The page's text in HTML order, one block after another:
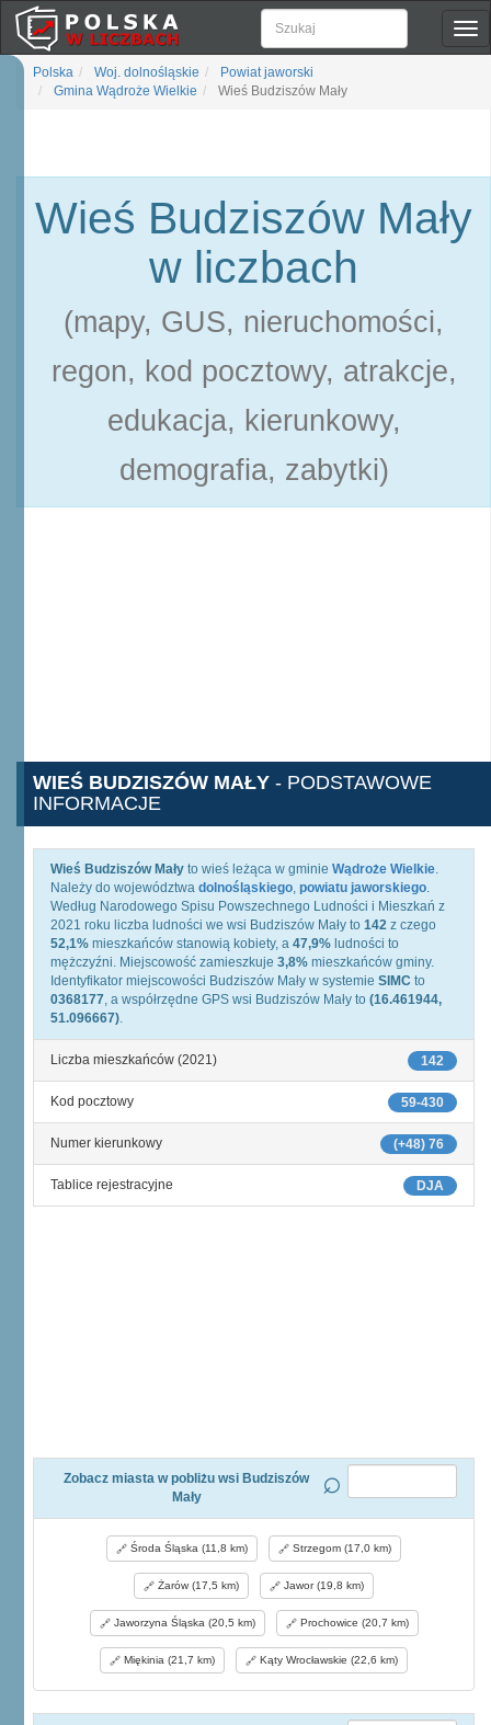
Polska Woj. dolnośląskie
Powiat jaworski
Gmina Wądroże Wielkie
Wieś Budziszów Mały
Wieś Budziszów Mały
w liczbach
(mapy, GUS, nieruchomości,
regon, kod pocztowy, atrakcje,
edukacja, kierunkowy,
demografia, zabytki)
WIEŚ BUDZISZÓW MAŁY - PODSTAWOWE
INFORMACJE
Wieś Budziszów Mały to wieś leżąca w gminie Wądroże Wielkie.
Należy do województwa dolnośląskiego, powiatu jaworskiego.
Według Narodowego Spisu Powszechnego Ludności i Mieszkań z
2021 roku liczba ludności we wsi Budziszów Mały to 142 z czego
52,1% mieszkańców stanowią kobiety, a 47,9% ludności to
mężczyźni. Miejscowość zamieszkuje 3,8% mieszkańców gminy.
Identyfikator miejscowości Budziszów Mały w systemie SIMC to
0368177, a współrzędne GPS wsi Budziszów Mały to (16.461944,
51.096667).
142
Liczba mieszkańców (2021)
59-430
Kod pocztowy
(+48) 76
Numer kierunkowy
DJA
Tablice rejestracyjne
Zobacz miasta w pobliżu wsi Budziszów
Mały
Środa Śląska (11,8 km) Strzegom (17,0 km)
Żarów (17,5 km) Jawor (19,8 km)
Jaworzyna Śląska (20,5 km) Prochowice (20,7 km)
Miękinia (21,7 km) Kąty Wrocławskie (22,6 km)